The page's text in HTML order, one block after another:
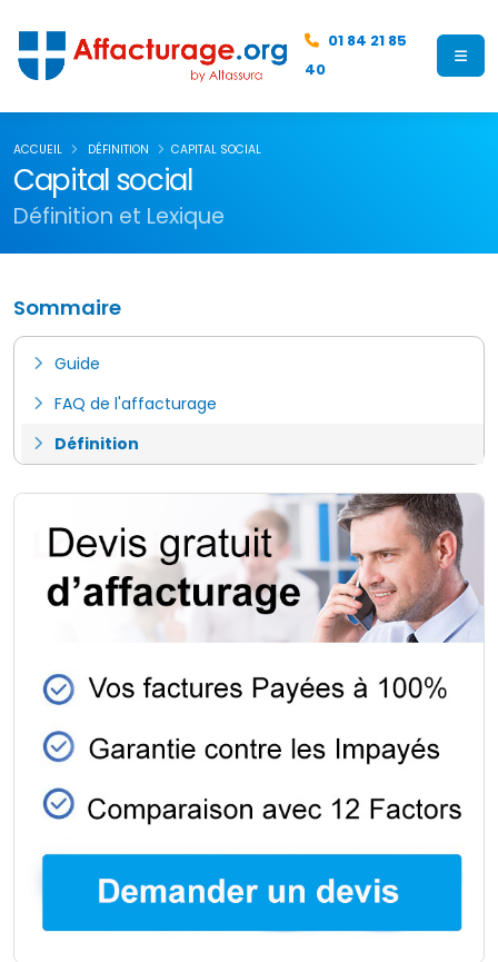
01 84 21 85
40
Capital social
Définition et Lexique
ACCUEIL DÉFINITION CAPITAL SOCIAL
Sommaire
Guide
FAQ de l'affacturage
Définition